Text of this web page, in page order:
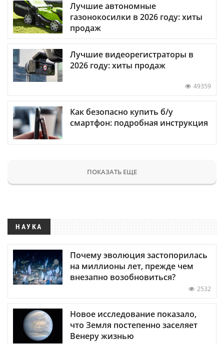
Лучшие автономные
газонокосилки в 2026 году: хиты
продаж
Лучшие видеорегистраторы в
2026 году: хиты продаж
49359
Как безопасно купить б/у
смартфон: подробная инструкция
ПОКАЗАТЬ ЕЩЕ
НАУКА
Почему эволюция застопорилась
на миллионы лет, прежде чем
внезапно возобновиться?
2532
Новое исследование показало,
что Земля постепенно заселяет
Венеру жизнью